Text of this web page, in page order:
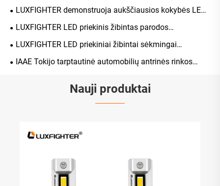
priekinių žibintų seriją 139-ojoje Kantono mugėje 2026 m.
LUXFIGHTER demonstruoja aukščiausios kokybės LED
apšvietimo sprendimus 2026 m. Shenzhen Jiuzhou
LUXFIGHTER LED priekinis žibintas parodos
AUTOMECHANIKA 2025 JK
LUXFIGHTER LED priekiniai žibintai sėkmingai
eksponuojami AUTOPROMOTEC 2025 Italijoje
IAAE Tokijo tarptautinė automobilių antrinės rinkos
Nauji produktai